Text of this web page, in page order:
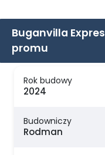
Buganvilla
promu
Rok budowy
2024
Budowniczy
Rodman